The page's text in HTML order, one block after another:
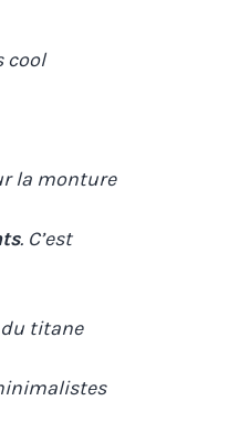
cool
la monture
. C’est
titane